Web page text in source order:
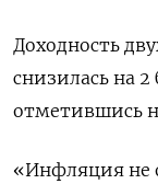
Доходность
снизилась на 2
отметившись
«Инфляция не